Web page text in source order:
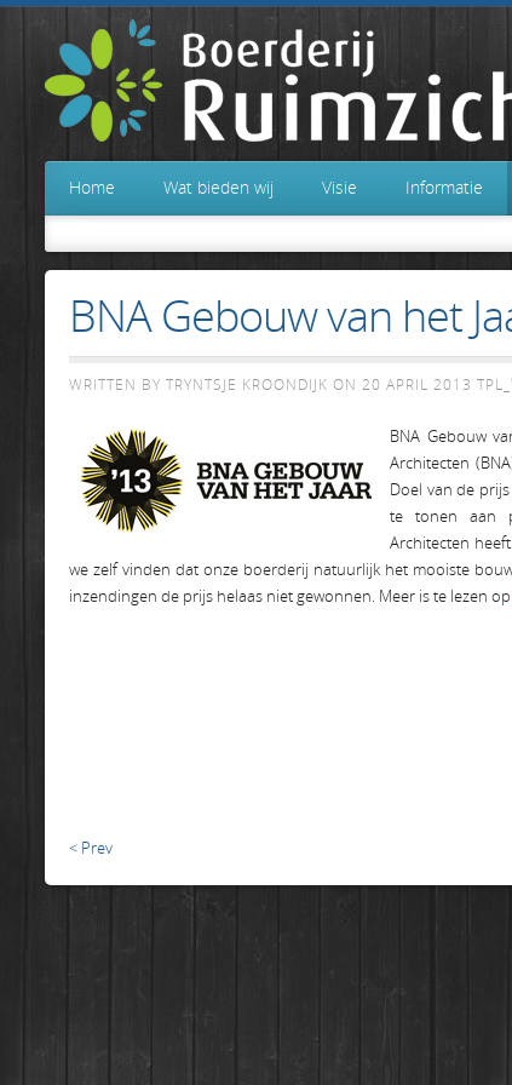
Home Wat bieden wij Visie Informatie
BNA Gebouw van het
WRITTEN BY TRYNTSJE KROONDIJK ON 20 APRIL 2013
BNA Gebouw
Architecten
Doel van de
te tonen aan
Architecten
we zelf vinden dat onze boerderij natuurlijk het mooiste
inzendingen de prijs helaas niet gewonnen. Meer is te lezen op
< Prev